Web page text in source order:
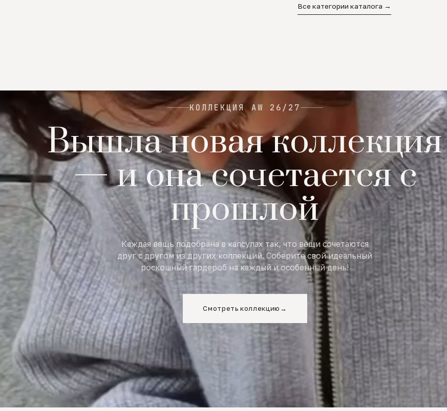
Все категории каталога →
КОЛЛЕКЦИЯ AW 26/27
Вышла новая коллекция
— и она сочетается с
прошлой
Каждая вещь подобрана в капсулах так, что вещи сочетаются
друг с другом из других коллекций. Соберите свой идеальный
роскошный гардероб на каждый и особенный день!
Смотреть коллекцию →